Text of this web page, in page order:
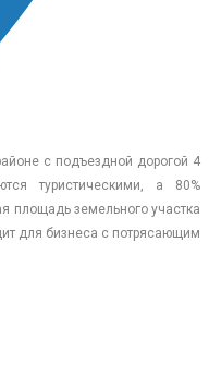
с подъездной дорогой 4
туристическими, а 80%
площадь земельного участка
для бизнеса с потрясающим